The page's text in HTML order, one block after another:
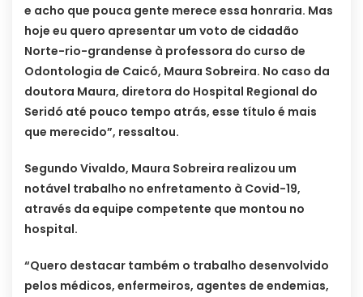
e acho que pouca gente merece essa honraria. Mas
hoje eu quero apresentar um voto de cidadão
Norte-rio-grandense à professora do curso de
Odontologia de Caicó, Maura Sobreira. No caso da
doutora Maura, diretora do Hospital Regional do
Seridó até pouco tempo atrás, esse título é mais
que merecido”, ressaltou.
Segundo Vivaldo, Maura Sobreira realizou um
notável trabalho no enfretamento à Covid-19,
através da equipe competente que montou no
hospital.
“Quero destacar também o trabalho desenvolvido
pelos médicos, enfermeiros, agentes de endemias,